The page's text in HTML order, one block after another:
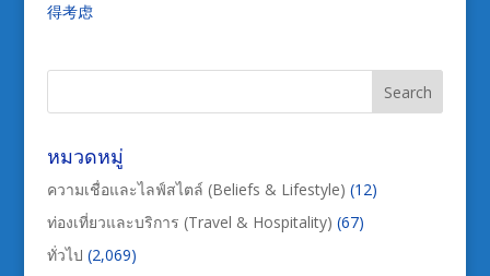
得考虑
หมวดหมู่
ความเชื่อและไลฟ์สไตล์ (Beliefs & Lifestyle) (12)
ท่องเที่ยวและบริการ (Travel & Hospitality) (67)
ทั่วไป (2,069)